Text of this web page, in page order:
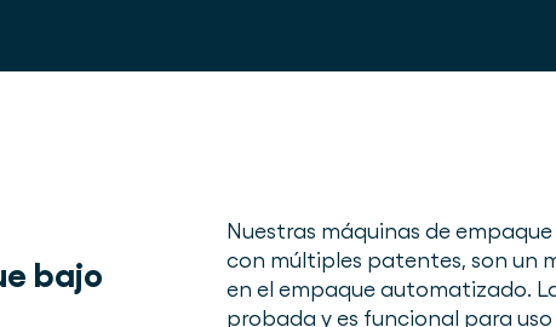
bajo
Nuestras máquinas de
con múltiples patentes, son un
en el empaque automatizado.
probada y es funcional para